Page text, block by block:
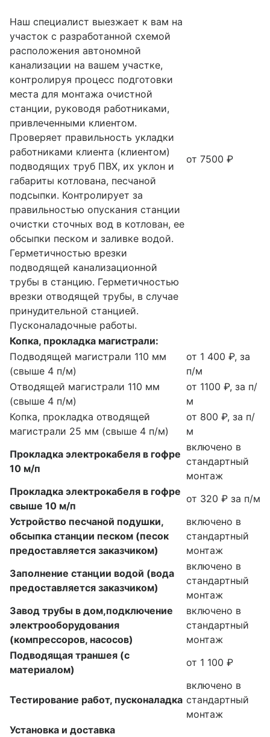
Наш специалист выезжает к вам на
участок с разработанной схемой
расположения автономной
канализации на вашем участке,
контролируя процесс подготовки
места для монтажа очистной
станции, руководя работниками,
привлеченными клиентом.
Проверяет правильность укладки
работниками клиента (клиентом)
подводящих труб ПВХ, их уклон и
габариты котлована, песчаной
подсыпки. Контролирует за
правильностью опускания станции
очистки сточных вод в котлован, ее
обсыпки песком и заливке водой.
Герметичностью врезки
подводящей канализационной
трубы в станцию. Герметичностью
врезки отводящей трубы, в случае
принудительной станцией.
Пусконаладочные работы.
от 7500 ₽
Копка, прокладка магистрали:
Подводящей магистрали 110 мм
(свыше 4 п/м)
от 1 400 ₽, за
п/м
Отводящей магистрали 110 мм
(свыше 4 п/м)
от 1100 ₽, за п/
м
Копка, прокладка отводящей
магистрали 25 мм (свыше 4 п/м)
от 800 ₽, за п/
м
Прокладка электрокабеля в гофре
10 м/п
включено в
стандартный
монтаж
Прокладка электрокабеля в гофре
свыше 10 м/п
от 320 ₽ за п/м
Устройство песчаной подушки,
обсыпка станции песком (песок
предоставляется заказчиком)
включено в
стандартный
монтаж
Заполнение станции водой (вода
предоставляется заказчиком)
включено в
стандартный
монтаж
Завод трубы в дом,подключение
электрооборудования
(компрессоров, насосов)
включено в
стандартный
монтаж
Подводящая траншея (с
материалом)
от 1 100 ₽
Тестирование работ, пусконаладка
включено в
стандартный
монтаж
Установка и доставка